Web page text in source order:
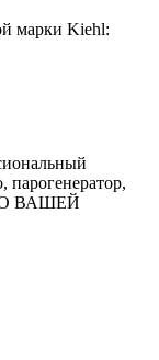
марки Kiehl:
парогенератор,
ПО ВАШЕЙ